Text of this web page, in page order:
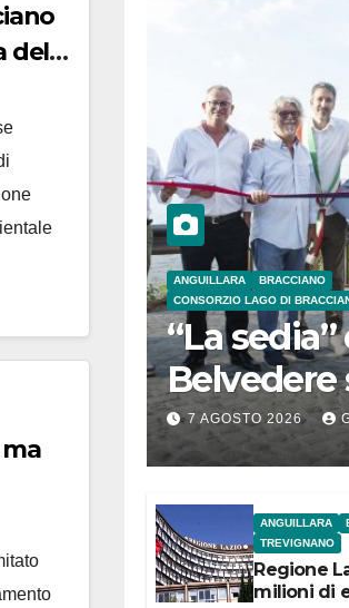
del
ANGUILLARA
BRACCIANO
CONSORZIO LAGO DI
“La
Belvedere
7 AGOSTO 2026
ANGUILLARA
TREVIGNANO
Regione
milioni di